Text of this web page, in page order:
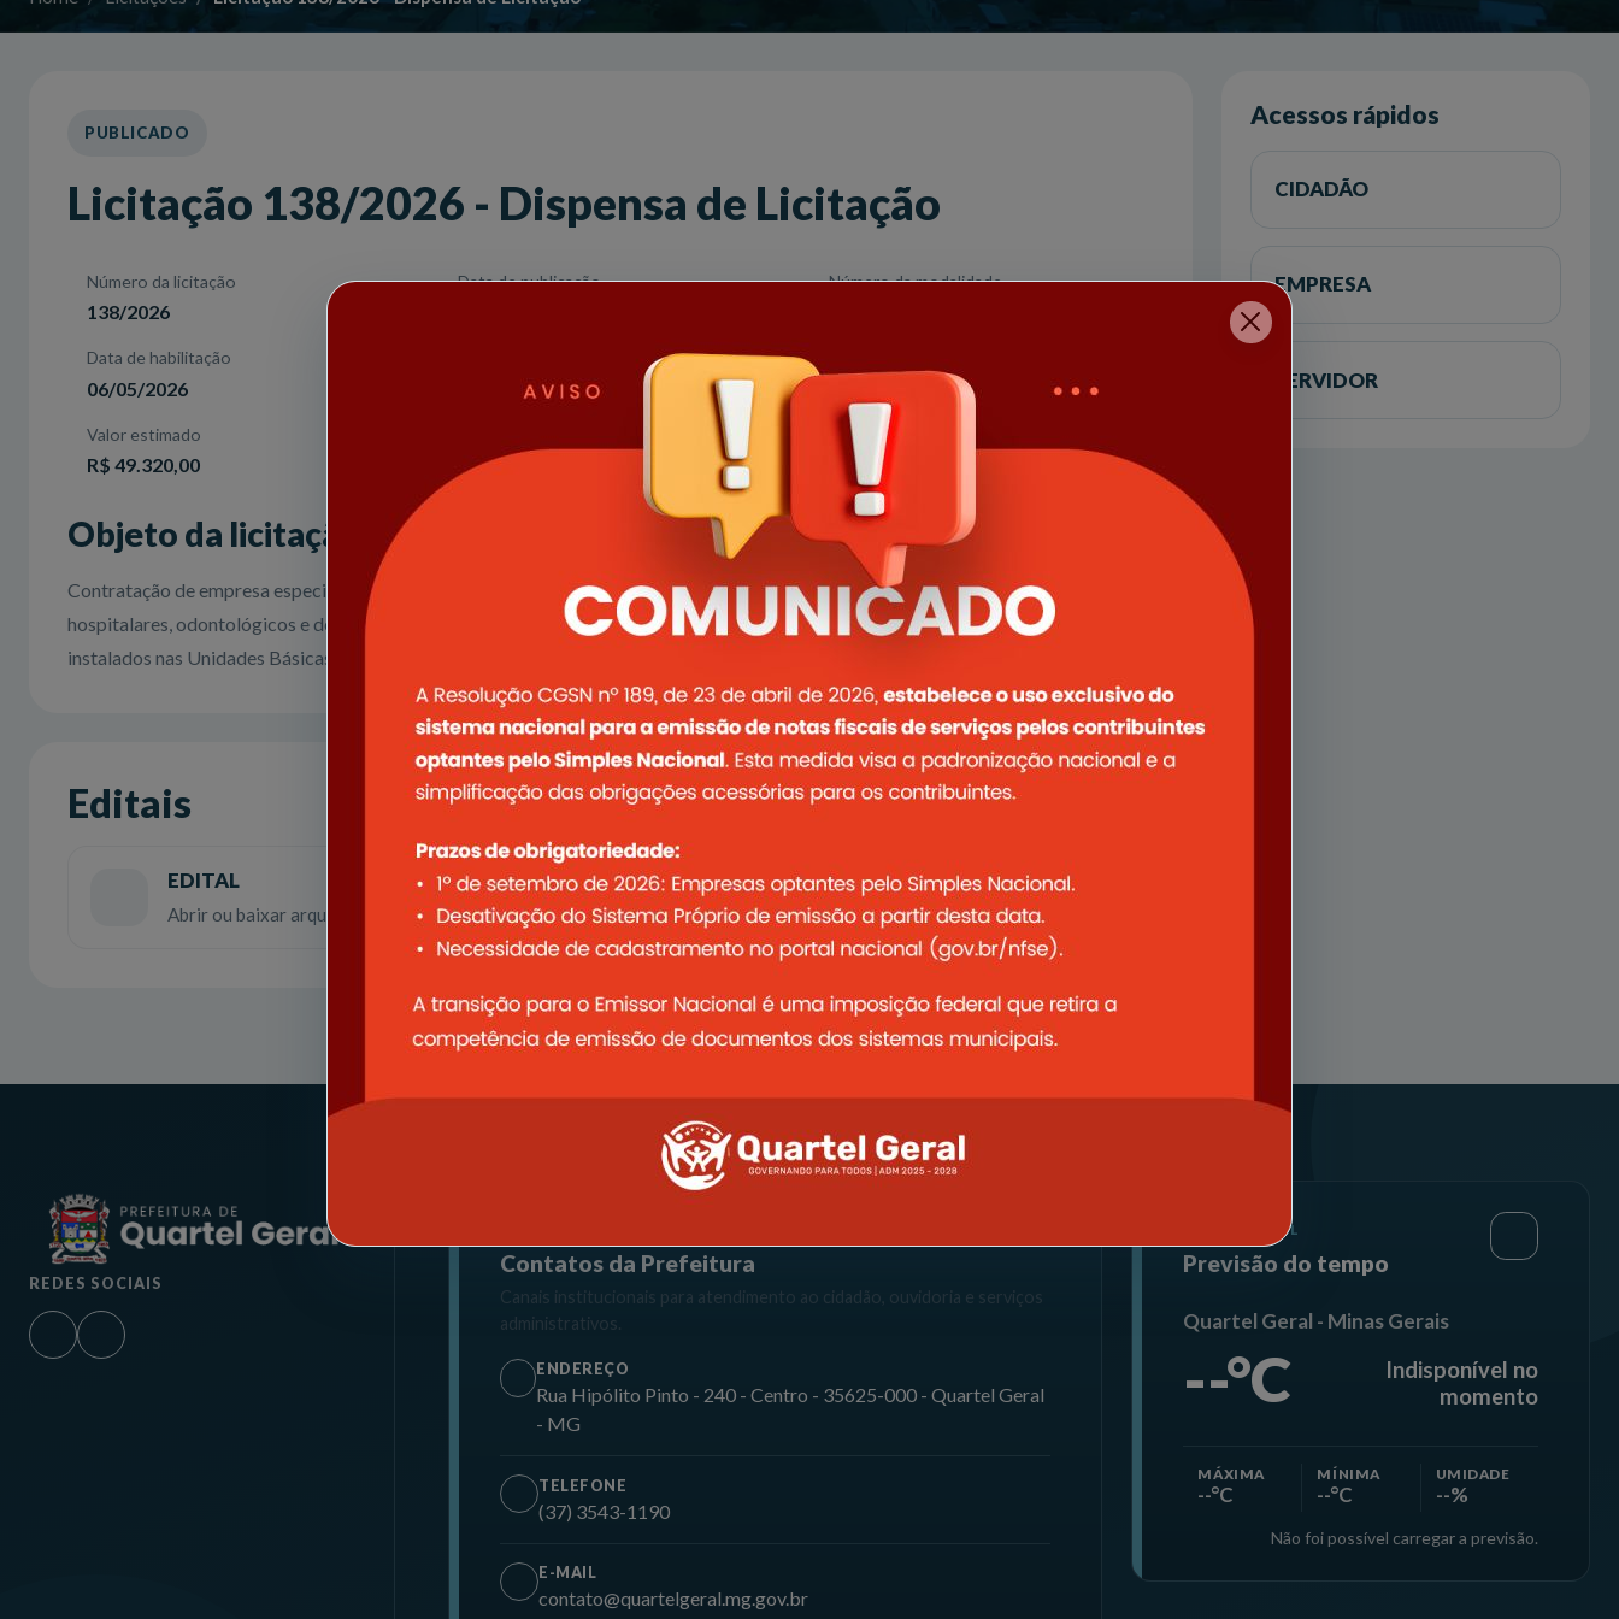
PUBLICADO
Licitação 138/2026 - Dispensa de Licitação
Número da licitação
138/2026
Data de publicação Número da modalidade
Data de habilitação
06/05/2026 Dispensa de Licitação
Valor estimado
R$ 49.320,00
Objeto da licitação
Contratação de empresa especializada para prestação de serviços de manutenção preventiva e corretiva em equipamentos médico-
hospitalares, odontológicos e de fisioterapia, incluindo fornecimento de peças, componentes e mão de obra, nos equipamentos
instalados nas Unidades Básicas de Saúde do Município, conforme termo de referência.
Editais
EDITAL
Abrir ou baixar arquivo em PDF
Abrir arquivo
Acessos rápidos
CIDADÃO
EMPRESA
SERVIDOR
REDES SOCIAIS
Contatos da Prefeitura
Canais institucionais para atendimento ao cidadão, ouvidoria e serviços
administrativos.
ENDEREÇO
Rua Hipólito Pinto - 240 - Centro - 35625-000 - Quartel Geral
- MG
TELEFONE
(37) 3543-1190
E-MAIL
contato@quartelgeral.mg.gov.br
SERVIÇO ÚTIL
Previsão do tempo
Quartel Geral - Minas Gerais
--°C
Indisponível no
momento
MÁXIMA
--°C
MÍNIMA
--°C
UMIDADE
--%
Não foi possível carregar a previsão.